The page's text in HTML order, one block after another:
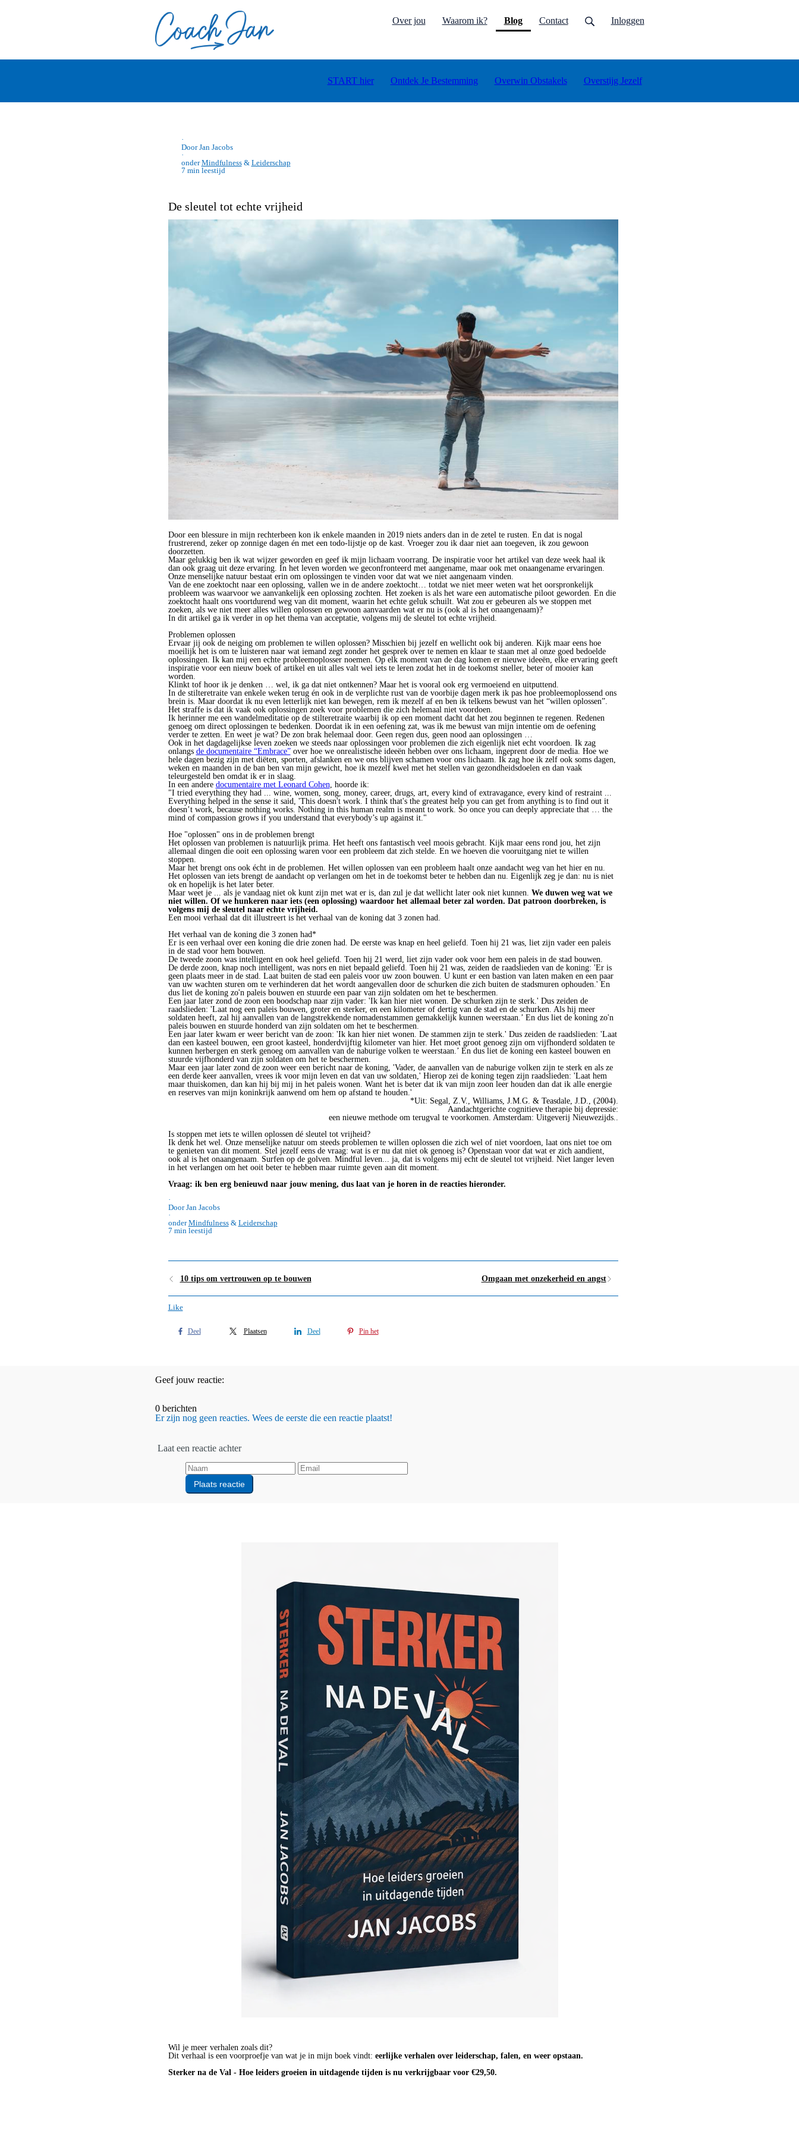
Over jou Waarom ik? Blog(current)
Contact Inloggen
START hier Ontdek Je Bestemming Overwin Obstakels Overstijg Jezelf
·
Door Jan Jacobs
·
onderMindfulness& Leiderschap
7 min leestijd
De sleutel tot echte vrijheid
Door een blessure in mijn rechterbeen kon ik enkele maanden in 2019 niets anders dan in de zetel te rusten. En dat is nogal
frustrerend, zeker op zonnige dagen én met een todo-lijstje op de kast. Vroeger zou ik daar niet aan toegeven, ik zou gewoon
doorzetten.
Maar gelukkig ben ik wat wijzer geworden en geef ik mijn lichaam voorrang. De inspiratie voor het artikel van deze week haal ik
dan ook graag uit deze ervaring. In het leven worden we geconfronteerd met aangename, maar ook met onaangename ervaringen.
Onze menselijke natuur bestaat erin om oplossingen te vinden voor dat wat we niet aangenaam vinden.
Van de ene zoektocht naar een oplossing, vallen we in de andere zoektocht… totdat we niet meer weten wat het oorspronkelijk
probleem was waarvoor we aanvankelijk een oplossing zochten. Het zoeken is als het ware een automatische piloot geworden. En die
zoektocht haalt ons voortdurend weg van dit moment, waarin het echte geluk schuilt. Wat zou er gebeuren als we stoppen met
zoeken, als we niet meer alles willen oplossen en gewoon aanvaarden wat er nu is (ook al is het onaangenaam)?
In dit artikel ga ik verder in op het thema van acceptatie, volgens mij de sleutel tot echte vrijheid.
Problemen oplossen
Ervaar jij ook de neiging om problemen te willen oplossen? Misschien bij jezelf en wellicht ook bij anderen. Kijk maar eens hoe
moeilijk het is om te luisteren naar wat iemand zegt zonder het gesprek over te nemen en klaar te staan met al onze goed bedoelde
oplossingen. Ik kan mij een echte probleemoplosser noemen. Op elk moment van de dag komen er nieuwe ideeën, elke ervaring geeft
inspiratie voor een nieuw boek of artikel en uit alles valt wel iets te leren zodat het in de toekomst sneller, beter of mooier kan
worden.
Klinkt tof hoor ik je denken … wel, ik ga dat niet ontkennen? Maar het is vooral ook erg vermoeiend en uitputtend.
In de stilteretraite van enkele weken terug én ook in de verplichte rust van de voorbije dagen merk ik pas hoe probleemoplossend ons
brein is. Maar doordat ik nu even letterlijk niet kan bewegen, rem ik mezelf af en ben ik telkens bewust van het “willen oplossen”.
Het straffe is dat ik vaak ook oplossingen zoek voor problemen die zich helemaal niet voordoen.
Ik herinner me een wandelmeditatie op de stilteretraite waarbij ik op een moment dacht dat het zou beginnen te regenen. Redenen
genoeg om direct oplossingen te bedenken. Doordat ik in een oefening zat, was ik me bewust van mijn intentie om de oefening
verder te zetten. En weet je wat? De zon brak helemaal door. Geen regen dus, geen nood aan oplossingen …
Ook in het dagdagelijkse leven zoeken we steeds naar oplossingen voor problemen die zich eigenlijk niet echt voordoen. Ik zag
onlangs de documentaire “Embrace”over hoe we onrealistische ideeën hebben over ons lichaam, ingeprent door de media. Hoe we
hele dagen bezig zijn met diëten, sporten, afslanken en we ons blijven schamen voor ons lichaam. Ik zag hoe ik zelf ook soms dagen,
weken en maanden in de ban ben van mijn gewicht, hoe ik mezelf kwel met het stellen van gezondheidsdoelen en dan vaak
teleurgesteld ben omdat ik er in slaag.
In een andere documentaire met Leonard Cohen , hoorde ik:
"I tried everything they had ... wine, women, song, money, career, drugs, art, every kind of extravagance, every kind of restraint ...
Everything helped in the sense it said, 'This doesn't work. I think that's the greatest help you can get from anything is to find out it
doesn’t work, because nothing works. Nothing in this human realm is meant to work. So once you can deeply appreciate that … the
mind of compassion grows if you understand that everybody’s up against it."
Hoe "oplossen" ons in de problemen brengt
Het oplossen van problemen is natuurlijk prima. Het heeft ons fantastisch veel moois gebracht. Kijk maar eens rond jou, het zijn
allemaal dingen die ooit een oplossing waren voor een probleem dat zich stelde. En we hoeven die vooruitgang niet te willen
stoppen.
Maar het brengt ons ook écht in de problemen. Het willen oplossen van een probleem haalt onze aandacht weg van het hier en nu.
Het oplossen van iets brengt de aandacht op verlangen om het in de toekomst beter te hebben dan nu. Eigenlijk zeg je dan: nu is niet
ok en hopelijk is het later beter.
Maar weet je ... als je vandaag niet ok kunt zijn met wat er is, dan zul je dat wellicht later ook niet kunnen. We duwen weg wat we
niet willen. Of we hunkeren naar iets (een oplossing) waardoor het allemaal beter zal worden. Dat patroon doorbreken, is
volgens mij de sleutel naar echte vrijheid.
Een mooi verhaal dat dit illustreert is het verhaal van de koning dat 3 zonen had.
Het verhaal van de koning die 3 zonen had*
Er is een verhaal over een koning die drie zonen had. De eerste was knap en heel geliefd. Toen hij 21 was, liet zijn vader een paleis
in de stad voor hem bouwen.
De tweede zoon was intelligent en ook heel geliefd. Toen hij 21 werd, liet zijn vader ook voor hem een paleis in de stad bouwen.
De derde zoon, knap noch intelligent, was nors en niet bepaald geliefd. Toen hij 21 was, zeiden de raadslieden van de koning: 'Er is
geen plaats meer in de stad. Laat buiten de stad een paleis voor uw zoon bouwen. U kunt er een bastion van laten maken en een paar
van uw wachten sturen om te verhinderen dat het wordt aangevallen door de schurken die zich buiten de stadsmuren ophouden.' En
dus liet de koning zo'n paleis bouwen en stuurde een paar van zijn soldaten om het te beschermen.
Een jaar later zond de zoon een boodschap naar zijn vader: 'Ik kan hier niet wonen. De schurken zijn te sterk.' Dus zeiden de
raadslieden: 'Laat nog een paleis bouwen, groter en sterker, en een kilometer of dertig van de stad en de schurken. Als hij meer
soldaten heeft, zal hij aanvallen van de langstrekkende nomadenstammen gemakkelijk kunnen weerstaan.’ En dus liet de koning zo'n
paleis bouwen en stuurde honderd van zijn soldaten om het te beschermen.
Een jaar later kwam er weer bericht van de zoon: 'Ik kan hier niet wonen. De stammen zijn te sterk.' Dus zeiden de raadslieden: 'Laat
dan een kasteel bouwen, een groot kasteel, honderdvijftig kilometer van hier. Het moet groot genoeg zijn om vijfhonderd soldaten te
kunnen herbergen en sterk genoeg om aanvallen van de naburige volken te weerstaan.’ En dus liet de koning een kasteel bouwen en
stuurde vijfhonderd van zijn soldaten om het te beschermen.
Maar een jaar later zond de zoon weer een bericht naar de koning, 'Vader, de aanvallen van de naburige volken zijn te sterk en als ze
een derde keer aanvallen, vrees ik voor mijn leven en dat van uw soldaten,' Hierop zei de koning tegen zijn raadslieden: 'Laat hem
maar thuiskomen, dan kan hij bij mij in het paleis wonen. Want het is beter dat ik van mijn zoon leer houden dan dat ik alle energie
en reserves van mijn koninkrijk aanwend om hem op afstand te houden.'
*Uit: Segal, Z.V., Williams, J.M.G. & Teasdale, J.D., (2004).
Aandachtgerichte cognitieve therapie bij depressie:
een nieuwe methode om terugval te voorkomen. Amsterdam: Uitgeverij Nieuwezijds..
Is stoppen met iets te willen oplossen dé sleutel tot vrijheid?
Ik denk het wel. Onze menselijke natuur om steeds problemen te willen oplossen die zich wel of niet voordoen, laat ons niet toe om
te genieten van dit moment. Stel jezelf eens de vraag: wat is er nu dat niet ok genoeg is? Openstaan voor dat wat er zich aandient,
ook al is het onaangenaam. Surfen op de golven. Mindful leven... ja, dat is volgens mij echt de sleutel tot vrijheid. Niet langer leven
in het verlangen om het ooit beter te hebben maar ruimte geven aan dit moment.
Vraag: ik ben erg benieuwd naar jouw mening, dus laat van je horen in de reacties hieronder.
·
Door Jan Jacobs
·
onderMindfulness& Leiderschap
7 min leestijd
10 tips om vertrouwen op te bouwen Omgaan met onzekerheid en angst
Like
Deel Plaatsen Deel Pin het
Geef jouw reactie:
0 berichten
Er zijn nog geen reacties. Wees de eerste die een reactie plaatst!
Laat een reactie achter
Wil je meer verhalen zoals dit?
Dit verhaal is een voorproefje van wat je in mijn boek vindt: eerlijke verhalen over leiderschap, falen, en weer opstaan.
Sterker na de Val - Hoe leiders groeien in uitdagende tijden is nu verkrijgbaar voor €29,50.